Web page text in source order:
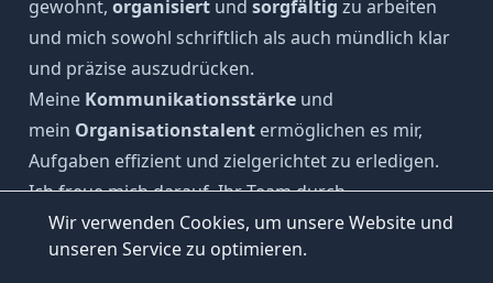
Wir verwenden Cookies, um unsere Website und
unseren Service zu optimieren.
gewohnt, organisiertund sorgfältig zu arbeiten
und mich sowohl schriftlich als auch mündlich klar
und präzise auszudrücken.
Meine Kommunikationsstärkeund
mein Organisationstalentermöglichen es mir,
Aufgaben effizient und zielgerichtet zu erledigen.
Ich freue mich darauf, Ihr Team durch
meineEinsatzbereitschaft und
meineTeamfähigkeitzu unterstützen und zu
INHALTSVERZEICHNIS
wichtig?